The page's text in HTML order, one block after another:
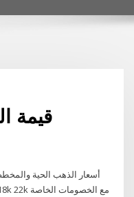
قيمة
أسعار الذهب الحية